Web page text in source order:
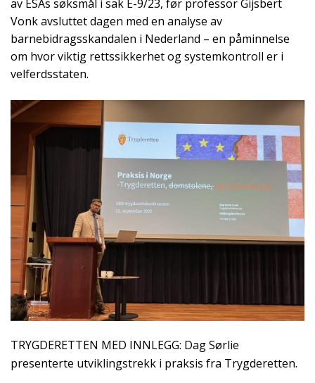
av ESAs søksmål i sak E-9/23, før professor Gijsbert
Vonk avsluttet dagen med en analyse av
barnebidragsskandalen i Nederland – en påminnelse
om hvor viktig rettssikkerhet og systemkontroll er i
velferdsstaten.
TRYGDERETTEN MED INNLEGG: Dag Sørlie
presenterte utviklingstrekk i praksis fra Trygderetten.